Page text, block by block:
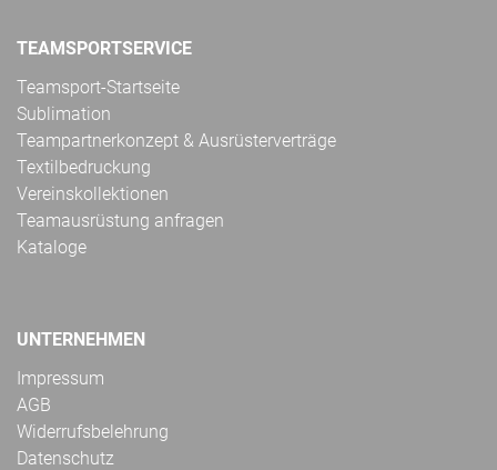
TEAMSPORTSERVICE
Teamsport-Startseite
Sublimation
Teampartnerkonzept & Ausrüsterverträge
Textilbedruckung
Vereinskollektionen
Teamausrüstung anfragen
Kataloge
UNTERNEHMEN
Impressum
AGB
Widerrufsbelehrung
Datenschutz